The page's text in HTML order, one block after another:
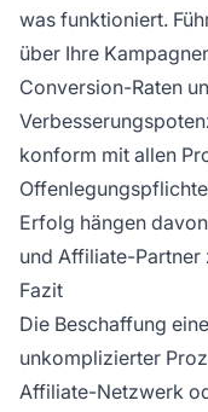
was funktioniert.
über Ihre
Conversion-Raten
konform mit allen
Erfolg hängen
und Affiliate-Partner
Fazit
Die Beschaffung
unkomplizierter
Affiliate-Netzwerk